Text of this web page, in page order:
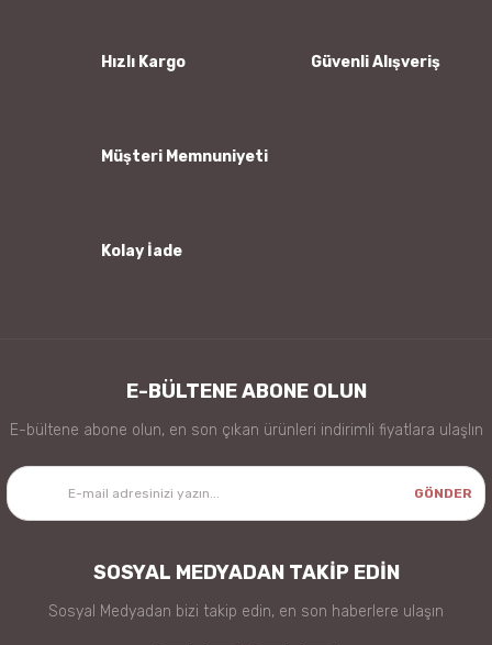
Ürün bilgilerinde hatalar bulunuyor.
Hızlı Kargo Güvenli Alışveriş
Müşteri Memnuniyeti
Kolay İade
E-BÜLTENE ABONE OLUN
E-bültene abone olun, en son çıkan ürünleri indirimli fiyatlara ulaşlın
GÖNDER
SOSYAL MEDYADAN TAKİP EDİN
Sosyal Medyadan bizi takip edin, en son haberlere ulaşın